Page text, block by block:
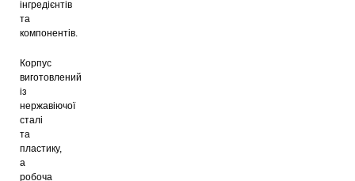
інгредієнтів
та
компонентів.
Корпус
виготовлений
із
нержавіючої
сталі
та
пластику,
а
робоча